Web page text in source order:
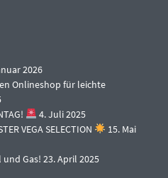
2026
Onlineshop für leichte
4. Juli 2025
VEGA SELECTION
15. Mai
und Gas! 23. April 2025